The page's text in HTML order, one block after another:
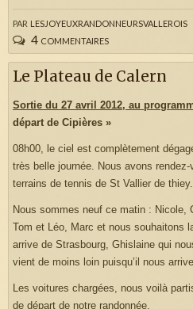
par lesjoyeuxrandonneursvallerois
4 commentaires
Le Plateau de Calern
Sortie du 27 avril 2012, au
départ de Cipières »
08h00, le ciel est complètement
très belle journée. Nous avons
terrains de tennis de St Vallier de thiey.
Nous sommes neuf ce matin : Nicole,
Tom et Léo, Marc et nous souhaitons
arrive de Strasbourg, Ghislaine qui
vient de moins loin puisqu’il nous
Les voitures chargées, nous voilà
de départ de notre randonnée.